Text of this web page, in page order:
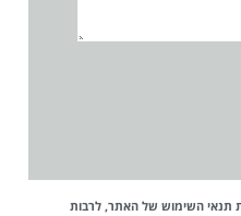
תנאי השימוש של האתר, לרבות